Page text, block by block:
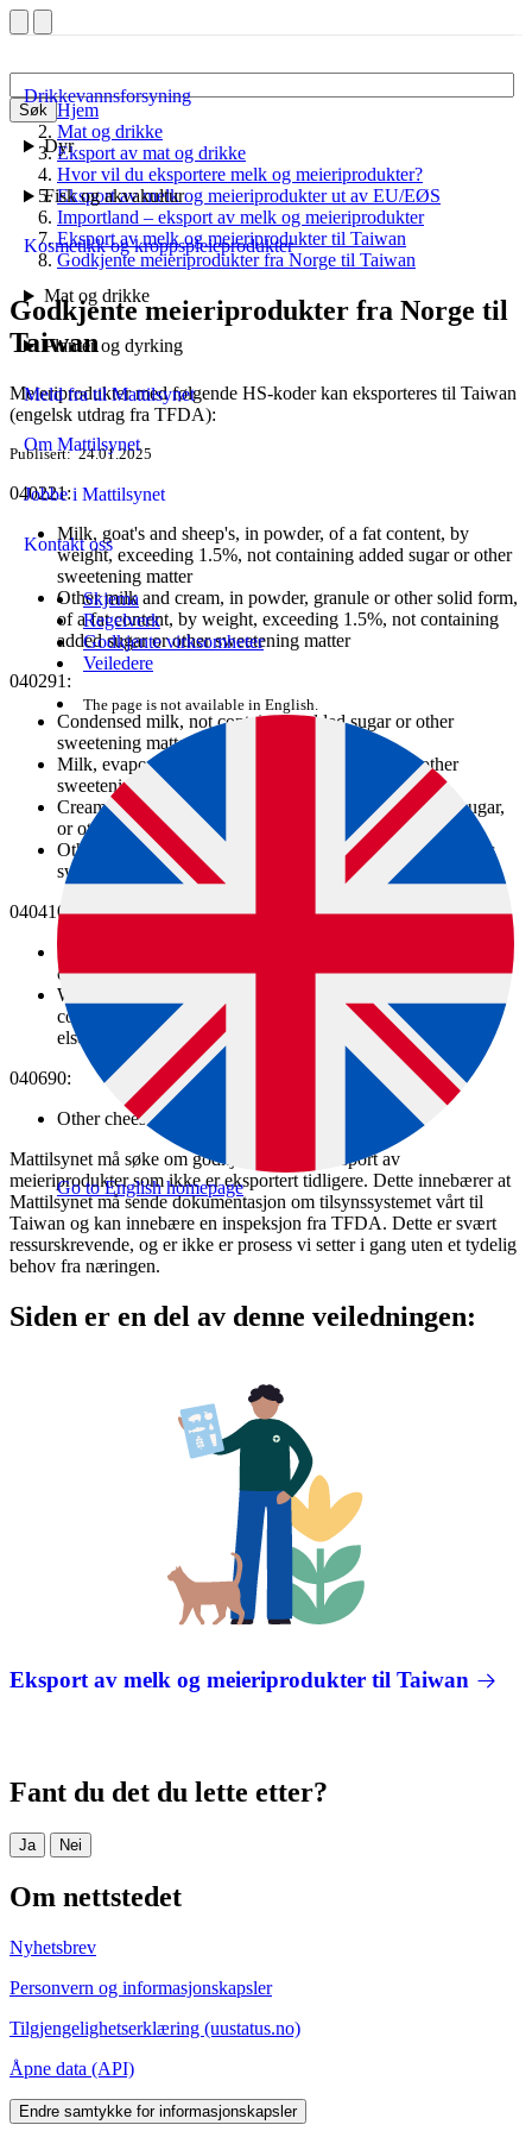
Søk
Drikkevannsforsyning
Dyr
Fisk og akvakultur
Kosmetikk og kroppspleieprodukter
Mat og drikke
Planter og dyrking
Meld fra til Mattilsynet
Om Mattilsynet
Jobbe i Mattilsynet
Kontakt oss
Skjema
Regelverk
Godkjente virksomheter
Veiledere
The page is not available in English.
Go to English homepage
Hjem
Mat og drikke
Eksport av mat og drikke
Hvor vil du eksportere melk og meieriprodukter?
Eksport av melk og meieriprodukter ut av EU/EØS
Importland – eksport av melk og meieriprodukter
Eksport av melk og meieriprodukter til Taiwan
Godkjente meieriprodukter fra Norge til Taiwan
Godkjente meieriprodukter fra Norge til
Taiwan
Meieriprodukter med følgende HS-koder kan eksporteres til Taiwan
(engelsk utdrag fra TFDA):
Publisert 24.01.2025
040221:
Milk, goat's and sheep's, in powder, of a fat content, by
weight, exceeding 1.5%, not containing added sugar or other
sweetening matter
Other milk and cream, in powder, granule or other solid form,
of a fat content, by weight, exceeding 1.5%, not containing
added sugar or other sweetening matter
040291:
Condensed milk, not containing added sugar or other
sweetening matter
Milk, evaporated, not containing added sugar or other
sweetening matter
Cream, evaporated or sterilized, not containing added sugar,
or other sweetening matter
Other milk and cream, not containing added sugar or other
sweetening matter
040410:
Whey and modified whey, not concentrated, whether or not
containing added sugar or other sweetening matter
Whey and modified whey, concentrated, whether or not
containing added sugar or other sweetening matter, not
elsewhere specified or included
040690:
Other cheese
Mattilsynet må søke om godkjenning ved eksport av
meieriprodukter som ikke er eksportert tidligere. Dette innebærer at
Mattilsynet må sende dokumentasjon om tilsynssystemet vårt til
Taiwan og kan innebære en inspeksjon fra TFDA. Dette er svært
ressurskrevende, og er ikke er prosess vi setter i gang uten et tydelig
behov fra næringen.
Siden er en del av denne veiledningen:
Eksport av melk og meieriprodukter til Taiwan
Fant du det du lette etter?
Ja Nei
Om nettstedet
Nyhetsbrev
Personvern og informasjonskapsler
Tilgjengelighetserklæring (uustatus.no)
Åpne data (API)
Endre samtykke for informasjonskapsler